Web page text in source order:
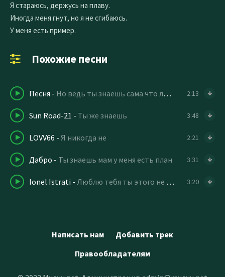
Я стараюсь, держусь на плаву.
Иногда меня гнут, но я не сгибаюсь.
У меня есть пример.
Похожие песни
Песня - Но ведь ты знаешь сама что люблю только тебя 2:13
Sun Road-21 - Ты же знаешь 3:48
LOVV66 - Я никогда не 2:21
Дабро - Ты знаешь мам у меня есть план 3:31
Ionel Istrati - Люблю тебя ты этого не знаешь 3:20
Написать нам
Добавить трек
Правообладателям